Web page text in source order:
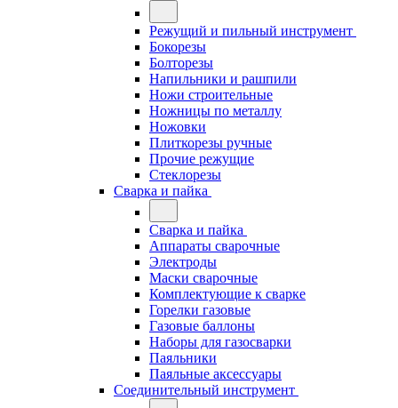
Режущий и пильный инструмент
Бокорезы
Болторезы
Напильники и рашпили
Ножи строительные
Ножницы по металлу
Ножовки
Плиткорезы ручные
Прочие режущие
Стеклорезы
Сварка и пайка
Сварка и пайка
Аппараты сварочные
Электроды
Маски сварочные
Комплектующие к сварке
Горелки газовые
Газовые баллоны
Наборы для газосварки
Паяльники
Паяльные аксессуары
Соединительный инструмент